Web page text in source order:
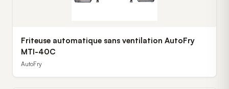
Friteuse automatique sans ventilation AutoFry
MTI-40C
AutoFry